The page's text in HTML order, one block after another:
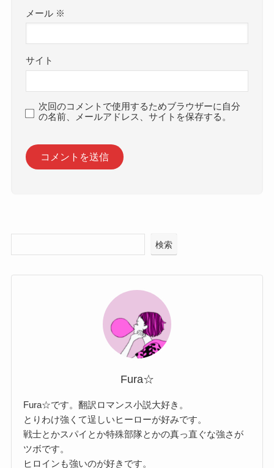
メール ※
サイト
次回のコメントで使用するためブラウザーに自分
の名前、メールアドレス、サイトを保存する。
検索
Fura☆
Fura☆です。翻訳ロマンス小説大好き。
とりわけ強くて逞しいヒーローが好みです。
戦士とかスパイとか特殊部隊とかの真っ直ぐな強さが
ツボです。
ヒロインも強いのが好きです。